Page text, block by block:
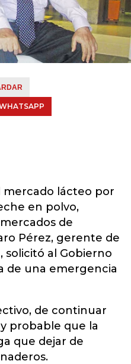
lácteo por
en polvo,
de
Pérez, gerente de
solicitó al Gobierno
de una emergencia
de continuar
probable que la
que dejar de